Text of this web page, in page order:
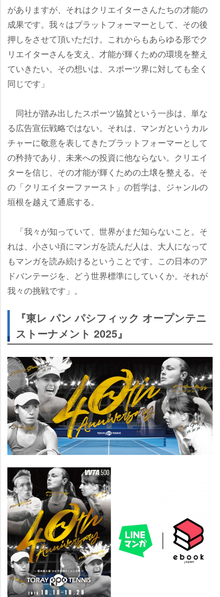
がありますが、それはクリエイターさんたちの才能の
成果です。我々はプラットフォーマーとして、その後
押しをさせて頂いただけ。これからもあらゆる形でク
リエイターさんを支え、才能が輝くための環境を整え
ていきたい。その想いは、スポーツ界に対しても全く
同じです」
同社が踏み出したスポーツ協賛という一歩は、単な
る広告宣伝戦略ではない。それは、マンガというカル
チャーに敬意を表してきたプラットフォーマーとして
の矜持であり、未来への投資に他ならない。クリエイ
ターを信じ、その才能が輝くための土壌を整える。そ
の「クリエイターファースト」の哲学は、ジャンルの
垣根を越えて通底する。
「我々が知っていて、世界がまだ知らないこと。そ
れは、小さい頃にマンガを読んだ人は、大人になって
もマンガを読み続けるということです。この日本のア
ドバンテージを、どう世界標準にしていくか。それが
我々の挑戦です」。
『東レ パン パシフィック オープンテニ
ストーナメント 2025』